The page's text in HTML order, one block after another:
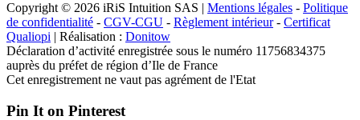
Copyright © 2026 iRiS Intuition SAS | Mentions légales - Politique
de confidentialité - CGV-CGU - Règlement intérieur- Certificat
Qualiopi | Réalisation : Donitow
Déclaration d’activité enregistrée sous le numéro 11756834375
auprès du préfet de région d’Ile de France
Cet enregistrement ne vaut pas agrément de l'Etat
Pin It on Pinterest